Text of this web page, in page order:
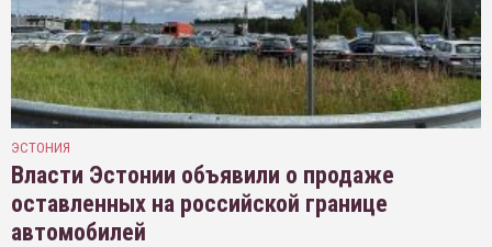
ЭСТОНИЯ
Власти Эстонии объявили о продаже
оставленных на российской границе
автомобилей